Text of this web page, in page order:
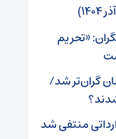
«تحریم
تومان گران‌تر شد/